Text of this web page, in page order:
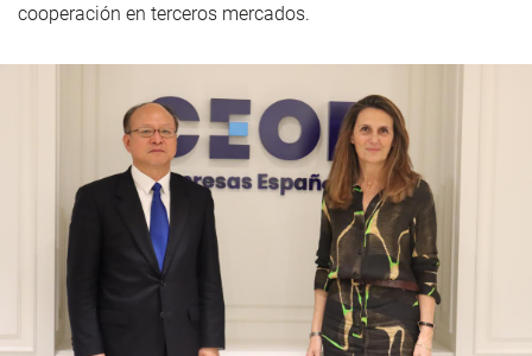
cooperación en terceros mercados.